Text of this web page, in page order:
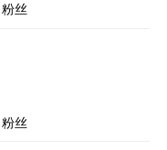
粉丝
粉丝